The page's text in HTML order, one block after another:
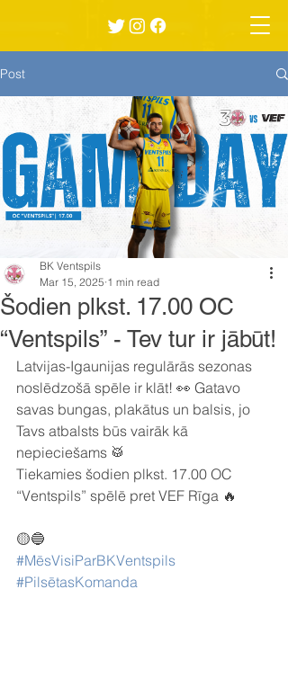
Post
Šodien plkst. 17.00 OC
“Ventspils” - Tev tur ir jābūt!
BK Ventspils
Mar 15, 2025 1 min read
Latvijas-Igaunijas regulārās sezonas
noslēdzošā spēle ir klāt! 👀 Gatavo
savas bungas, plakātus un balsis, jo
Tavs atbalsts būs vairāk kā
nepieciešams 🥁
Tiekamies šodien plkst. 17.00 OC
“Ventspils” spēlē pret VEF Rīga 🔥
🟡🔵
#MēsVisiParBKVentspils
#PilsētasKomanda